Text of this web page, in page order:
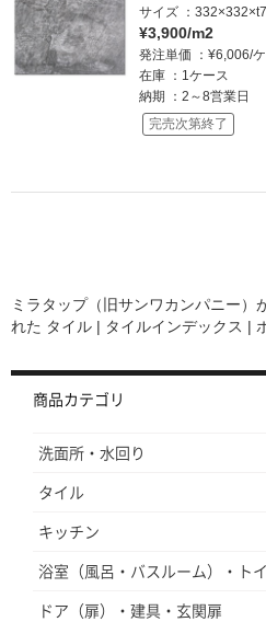
サイズ
¥3,900/m2
発注単価
¥6,006/
在庫
1ケース
納期
2～8営業日
完売次第終了
ミラタップ（旧サンワカンパニー）
れた タイル | タイルインデックス |
商品カテゴリ
洗面所・水回り
タイル
キッチン
浴室（風呂・バスルーム）・ト
ドア（扉）・建具・玄関扉